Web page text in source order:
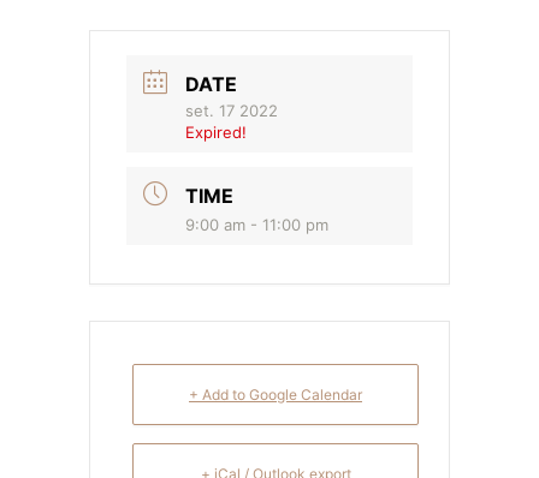
DATE
set. 17 2022
Expired!
TIME
9:00 am - 11:00 pm
+ Add to Google Calendar
+ iCal / Outlook export